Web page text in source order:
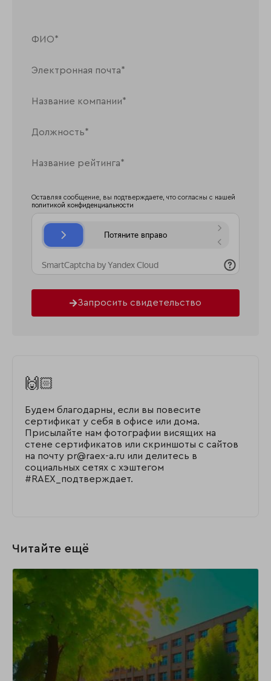
Оставляя сообщение, вы подтверждаете, что согласны с нашей
политикой конфиденциальности
Запросить свидетельство
🙌🏻
Будем благодарны, если вы повесите
сертификат у себя в офисе или дома.
Присылайте нам фотографии висящих на
стене сертификатов или скриншоты с сайтов
на почту pr@raex-a.ru или делитесь в
социальных сетях с хэштегом
#RAEX_подтверждает.
Читайте ещё